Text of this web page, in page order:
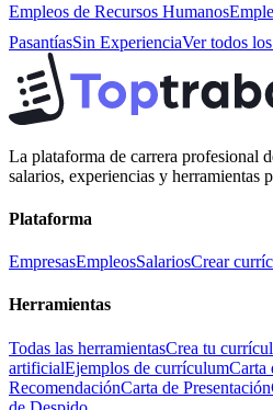
Empleos de Recursos Humanos
PasantíasSin ExperienciaVer todos
La plataforma de carrera profesional
salarios, experiencias y herramientas
Plataforma
EmpresasEmpleosSalariosCrear
Herramientas
Todas las herramientasCrea tu
artificialEjemplos de currículumCarta
RecomendaciónCarta de Presentación